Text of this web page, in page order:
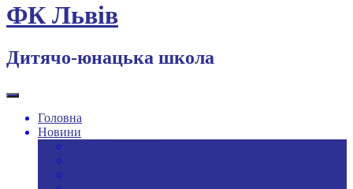
ФК Львів
Дитячо-юнацька школа
Головна
Новини